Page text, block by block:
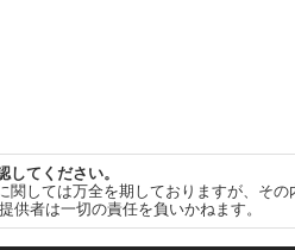
してください。
しては万全を期しておりますが、そ
者は一切の責任を負いかねます。